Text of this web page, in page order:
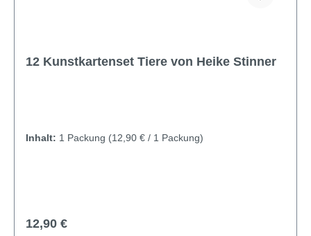
12 Kunstkartenset Tiere von Heike Stinner
Inhalt: 1 Packung (12,90 € / 1 Packung)
Regulärer Preis:
12,90 €